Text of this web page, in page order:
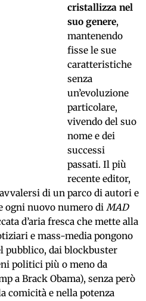
cristallizza nel
suo genere,
mantenendo
fisse le sue
caratteristiche
senza
un’evoluzione
particolare,
vivendo del suo
nome e dei
successi
passati. Il più
recente editor,
di un parco di autori e
nuovo numero di MAD
d’aria fresca che mette alla
e mass-media pongono
pubblico, dai blockbuster
politici più o meno da
a Brack Obama), senza però
comicità e nella potenza